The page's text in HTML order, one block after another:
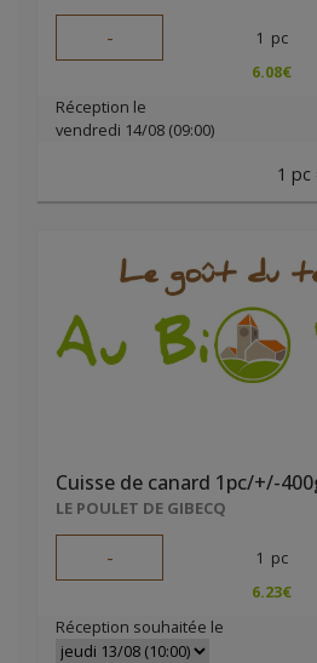
- 1 pc
6.08€
Réception le
vendredi 14/08 (09:00)
1 pc
Cuisse de canard 1pc/+/-
LE POULET DE GIBECQ
- 1 pc
6.23€
Réception souhaitée le